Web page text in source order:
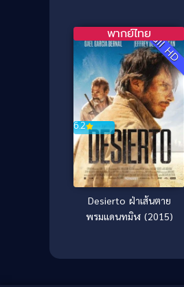
Full HD
6.2
พากย์ไทย
Desierto ฝ่าเส้นตาย
พรมแดนทมิฬ (2015)